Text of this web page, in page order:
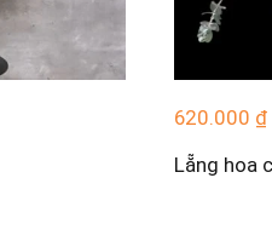
620.000 ₫
Lẵng hoa